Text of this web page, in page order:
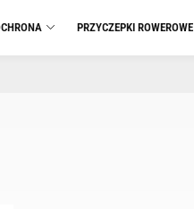
PRZYCZEPKI ROWEROWE